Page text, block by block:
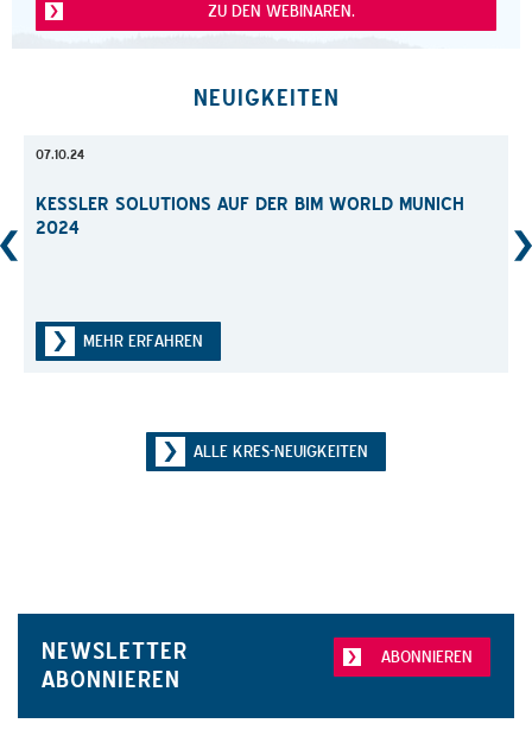
ZU DEN WEBINAREN.
NEUIGKEITEN
07.10.24
KESSLER SOLUTIONS AUF DER BIM WORLD MUNICH 2
024
MEHR ERFAHREN
2024
07.10
ALLE KRES-NEUIGKEITEN
ABONNIEREN
NEWSLETTER
ABONNIEREN